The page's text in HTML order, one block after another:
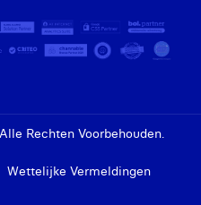
Rechten Voorbehouden.
Wettelijke Vermeldingen